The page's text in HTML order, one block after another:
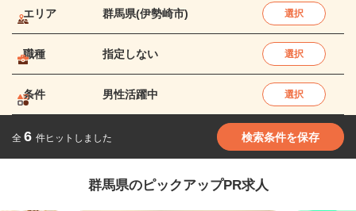
エリア 群馬県(伊勢崎市) 選択
職種 指定しない 選択
条件 男性活躍中 選択
全 6 件ヒットしました 検索条件を保存
群馬県のピックアップPR求人